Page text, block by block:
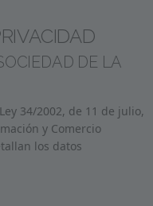
DE LA
34/2002, de 11 de julio,
y Comercio
los datos